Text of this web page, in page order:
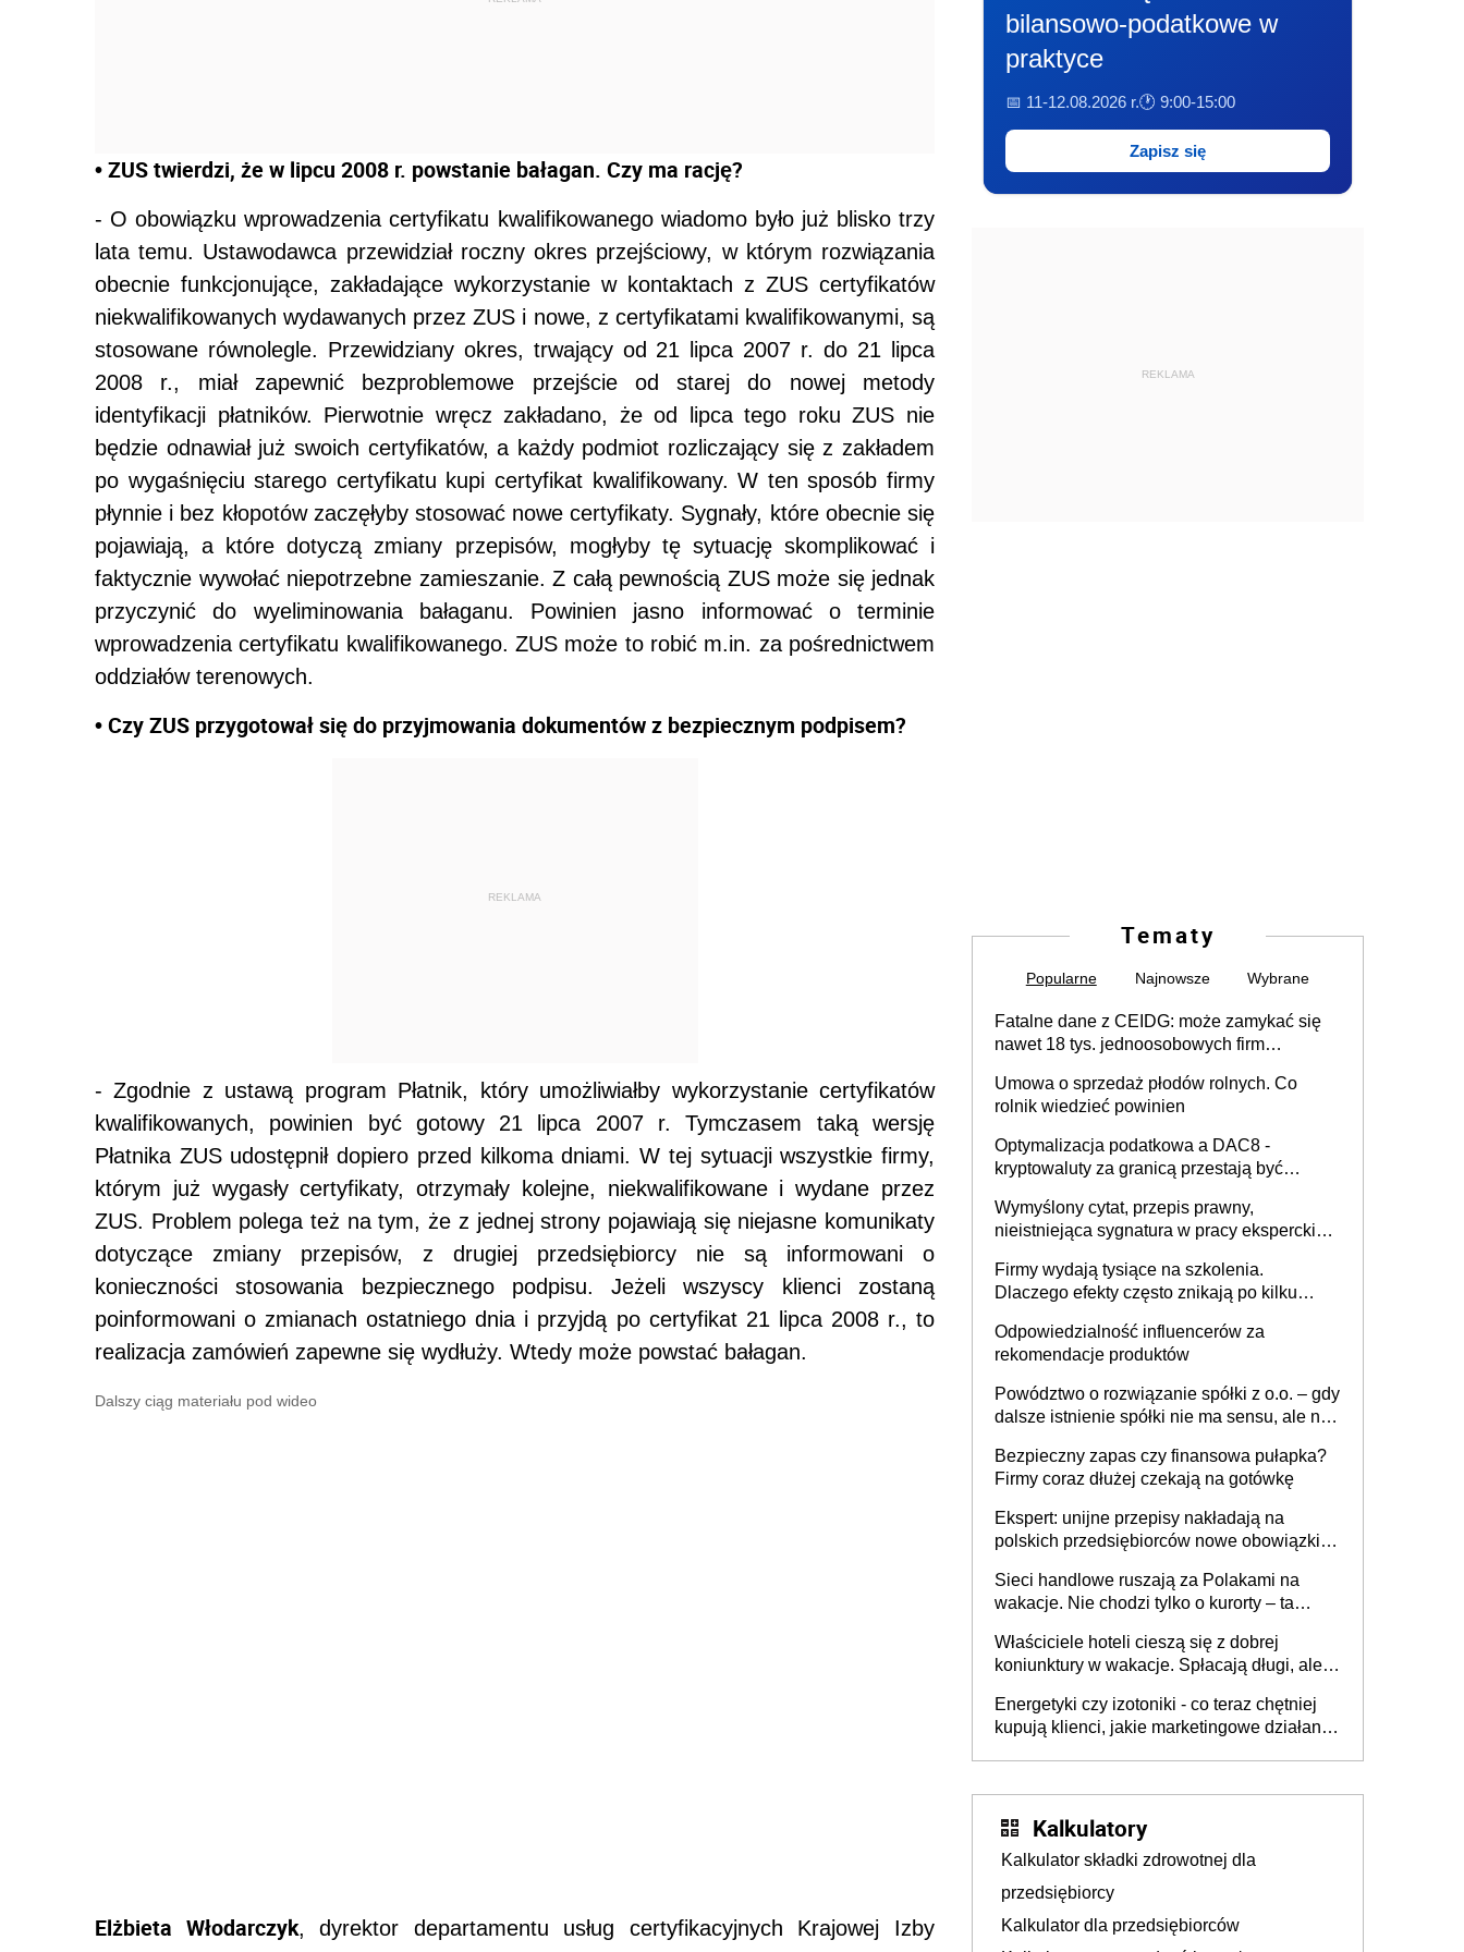
• ZUS twierdzi, że w lipcu 2008 r. powstanie bałagan. Czy ma rację?
- O obowiązku wprowadzenia certyfikatu kwalifikowanego wiadomo było już blisko trzy
lata temu. Ustawodawca przewidział roczny okres przejściowy, w którym rozwiązania
obecnie funkcjonujące, zakładające wykorzystanie w kontaktach z ZUS certyfikatów
niekwalifikowanych wydawanych przez ZUS i nowe, z certyfikatami kwalifikowanymi, są
stosowane równolegle. Przewidziany okres, trwający od 21 lipca 2007 r. do 21 lipca
2008 r., miał zapewnić bezproblemowe przejście od starej do nowej metody
identyfikacji płatników. Pierwotnie wręcz zakładano, że od lipca tego roku ZUS nie
będzie odnawiał już swoich certyfikatów, a każdy podmiot rozliczający się z zakładem
po wygaśnięciu starego certyfikatu kupi certyfikat kwalifikowany. W ten sposób firmy
płynnie i bez kłopotów zaczęłyby stosować nowe certyfikaty. Sygnały, które obecnie się
pojawiają, a które dotyczą zmiany przepisów, mogłyby tę sytuację skomplikować i
faktycznie wywołać niepotrzebne zamieszanie. Z całą pewnością ZUS może się jednak
przyczynić do wyeliminowania bałaganu. Powinien jasno informować o terminie
wprowadzenia certyfikatu kwalifikowanego. ZUS może to robić m.in. za pośrednictwem
oddziałów terenowych.
• Czy ZUS przygotował się do przyjmowania dokumentów z bezpiecznym podpisem?
REKLAMA
- Zgodnie z ustawą program Płatnik, który umożliwiałby wykorzystanie certyfikatów
kwalifikowanych, powinien być gotowy 21 lipca 2007 r. Tymczasem taką wersję
Płatnika ZUS udostępnił dopiero przed kilkoma dniami. W tej sytuacji wszystkie firmy,
którym już wygasły certyfikaty, otrzymały kolejne, niekwalifikowane i wydane przez
ZUS. Problem polega też na tym, że z jednej strony pojawiają się niejasne komunikaty
dotyczące zmiany przepisów, z drugiej przedsiębiorcy nie są informowani o
konieczności stosowania bezpiecznego podpisu. Jeżeli wszyscy klienci zostaną
poinformowani o zmianach ostatniego dnia i przyjdą po certyfikat 21 lipca 2008 r., to
realizacja zamówień zapewne się wydłuży. Wtedy może powstać bałagan.
Dalszy ciąg materiału pod wideo
Elżbieta Włodarczyk, dyrektor departamentu usług certyfikacyjnych Krajowej Izby
bilansowo-podatkowe w
praktyce
📅 11-12.08.2026 r.🕐 9:00-15:00
Zapisz się
REKLAMA
Tematy
Popularne Najnowsze Wybrane
Fatalne dane z CEIDG: może zamykać się
nawet 18 tys. jednoosobowych firm
Umowa o sprzedaż płodów rolnych. Co
rolnik wiedzieć powinien
Optymalizacja podatkowa a DAC8 -
kryptowaluty za granicą przestają być
Wymyślony cytat, przepis prawny,
nieistniejąca sygnatura w pracy eksperckiej -
firmie
Firmy wydają tysiące na szkolenia.
Dlaczego efekty często znikają po kilku
Odpowiedzialność influencerów za
rekomendacje produktów
Powództwo o rozwiązanie spółki z o.o. – gdy
dalsze istnienie spółki nie ma sensu, ale nie
Bezpieczny zapas czy finansowa pułapka?
Firmy coraz dłużej czekają na gotówkę
Ekspert: unijne przepisy nakładają na
polskich przedsiębiorców nowe obowiązki w
Sieci handlowe ruszają za Polakami na
wakacje. Nie chodzi tylko o kurorty – ta
tam, gdzie wielu spędzi urlop po cichu
Właściciele hoteli cieszą się z dobrej
koniunktury w wakacje. Spłacają długi, ale
Energetyki czy izotoniki - co teraz chętniej
kupują klienci, jakie marketingowe działania
Kalkulatory
Kalkulator składki zdrowotnej dla
przedsiębiorcy
Kalkulator dla przedsiębiorców